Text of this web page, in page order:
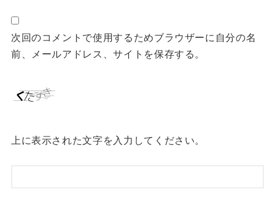
次回のコメントで使用するためブラウザーに自分の名
前、メールアドレス、サイトを保存する。
上に表示された文字を入力してください。